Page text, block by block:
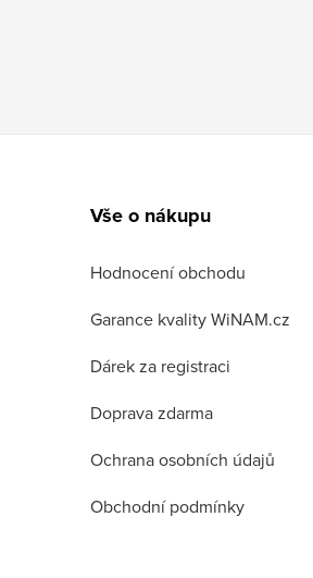
Vše o nákupu
Hodnocení obchodu
Garance kvality WiNAM.cz
Dárek za registraci
Doprava zdarma
Ochrana osobních údajů
Obchodní podmínky